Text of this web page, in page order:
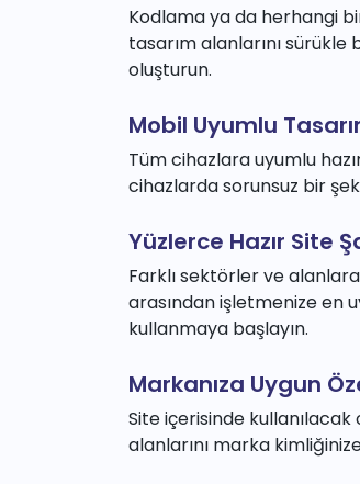
Kodlama ya da herhangi
tasarım alanlarını
oluşturun.
Mobil Uyumlu
Tüm cihazlara uyumlu
cihazlarda sorunsuz bir
Yüzlerce Hazır Site
Farklı sektörler ve
arasından işletmenize en
kullanmaya başlayın.
Markanıza Uygun
Site içerisinde
alanlarını marka